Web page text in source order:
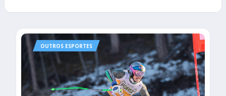
OUTROS ESPORTES